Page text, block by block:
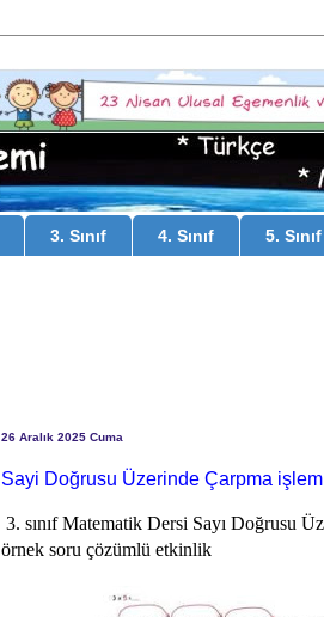
3. Sınıf 4. Sınıf 5. Sınıf
26 Aralık 2025 Cuma
Sayi Doğrusu Üzerinde Çarpma
3. sınıf Matematik Dersi Sayı Doğrusu
örnek soru çözümlü etkinlik